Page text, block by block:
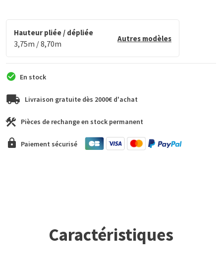
Hauteur pliée / dépliée
3,75m / 8,70m
Autres modèles
En stock
Livraison gratuite dès 2000€ d'achat
Pièces de rechange en stock permanent
Paiement sécurisé
Caractéristiques